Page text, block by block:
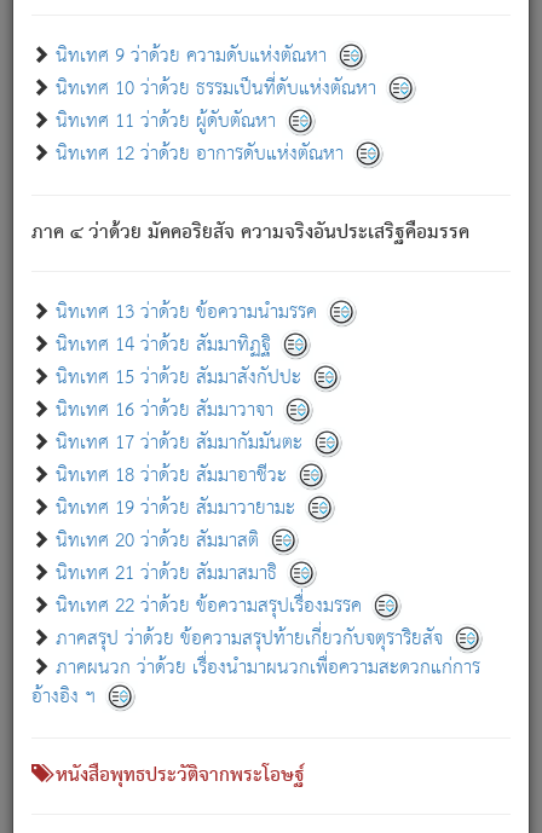
นิทเทศ 9 ว่าด้วย ความดับแห่งตัณหา
นิทเทศ 10 ว่าด้วย ธรรมเป็นที่ดับแห่งตัณหา
นิทเทศ 11 ว่าด้วย ผู้ดับตัณหา
นิทเทศ 12 ว่าด้วย อาการดับแห่งตัณหา
ภาค ๔ ว่าด้วย มัคคอริยสัจ ความจริงอันประเสริฐคือมรรค
นิทเทศ 13 ว่าด้วย ข้อความนำมรรค
นิทเทศ 14 ว่าด้วย สัมมาทิฏฐิ
นิทเทศ 15 ว่าด้วย สัมมาสังกัปปะ
นิทเทศ 16 ว่าด้วย สัมมาวาจา
นิทเทศ 17 ว่าด้วย สัมมากัมมันตะ
นิทเทศ 18 ว่าด้วย สัมมาอาชีวะ
นิทเทศ 19 ว่าด้วย สัมมาวายามะ
นิทเทศ 20 ว่าด้วย สัมมาสติ
นิทเทศ 21 ว่าด้วย สัมมาสมาธิ
นิทเทศ 22 ว่าด้วย ข้อความสรุปเรื่องมรรค
ภาคสรุป ว่าด้วย ข้อความสรุปท้ายเกี่ยวกับจตุราริยสัจ
ภาคผนวก ว่าด้วย เรื่องนำมาผนวกเพื่อความสะดวกแก่การ
อ้างอิง ฯ
หนังสือพุทธประวัติจากพระโอษฐ์
- อุ.ขุ. ๒๕/๑๒๑/๘๔.
(ข้อความนี้ เป็นพระพุทธอุทานที่ทรงเปล่งออก ที่โคนต้นโพธิ์
เป็นที่ตรัสรู้ เมื่อตรัสรู้แล้วได้ 7 วัน)
เกี่ยวกับธรรมโฆษณ์ออนไลน์ (Disclaimer)
แม้ระบบ "ธรรมโฆษณ์ออนไลน์" พยายามปรับปรุงข้อมูลให้ถูกต้องมากที่สุด
ผู้ศึกษาก็พึงตรวจสอบกับตัวเล่มหนังสือต้นฉบับ ที่มีการพิมพ์ครั้งล่าสุด
ก่อนนำข้อมูลไปใช้ในการอ้างอิง"
เกี่ยวกับอัตถจารี|เกี่ยวกับการพัฒนา|แจ้งข้อผิดพลาด / แนะนำ
หนังสือที่เกี่ยวข้อง